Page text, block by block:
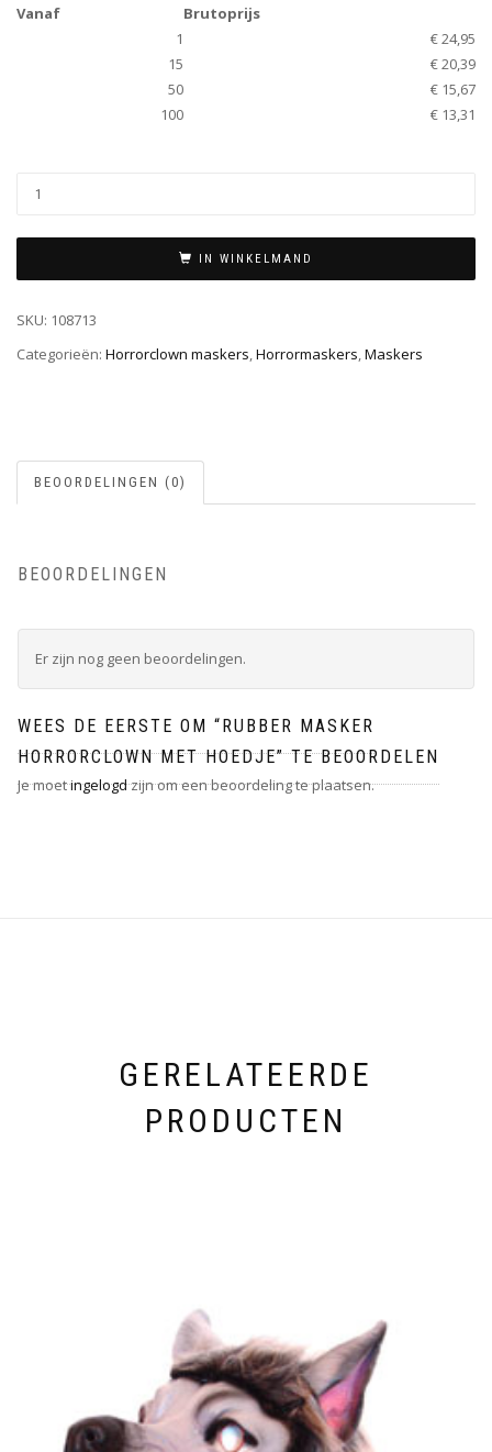
Vanaf
Brutoprijs
1
€ 24,95
15
€ 20,39
50
€ 15,67
100
€ 13,31
IN WINKELMAND
SKU: 108713
Categorieën: Horrorclown maskers Horrormaskers Maskers
BEOORDELINGEN (0)
BEOORDELINGEN
Er zijn nog geen beoordelingen.
WEES DE EERSTE OM “RUBBER MASKER
HORRORCLOWN MET HOEDJE” TE BEOORDELEN
Je moetingelogdzijn om een beoordeling te plaatsen.
GERELATEERDE
PRODUCTEN